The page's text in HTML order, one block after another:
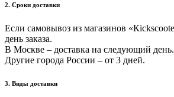
2. Cроки доставки
Если самовывоз из магазинов
день заказа.
В Москве – доставка на следующий день.
Другие города России – от 3 дней.
3. Виды доставки